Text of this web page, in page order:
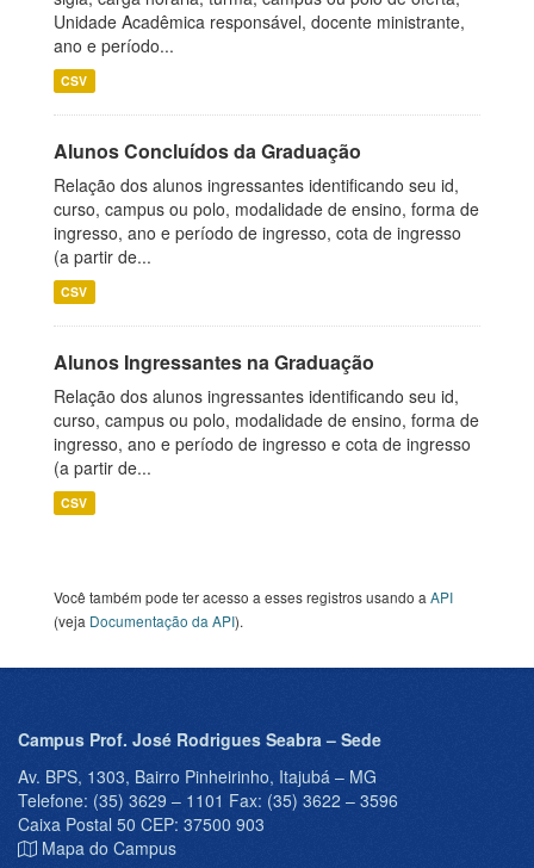
Unidade Acadêmica responsável, docente ministrante,
ano e período...
CSV
Alunos Concluídos da Graduação
Relação dos alunos ingressantes identificando seu id,
curso, campus ou polo, modalidade de ensino, forma de
ingresso, ano e período de ingresso, cota de ingresso
(a partir de...
CSV
Alunos Ingressantes na Graduação
Relação dos alunos ingressantes identificando seu id,
curso, campus ou polo, modalidade de ensino, forma de
ingresso, ano e período de ingresso e cota de ingresso
(a partir de...
CSV
Você também pode ter acesso a esses registros usando a API
(veja Documentação da API).
Campus Prof. José Rodrigues Seabra – Sede
Av. BPS, 1303, Bairro Pinheirinho, Itajubá – MG
Telefone: (35) 3629 – 1101 Fax: (35) 3622 – 3596
Caixa Postal 50 CEP: 37500 903
Mapa do Campus